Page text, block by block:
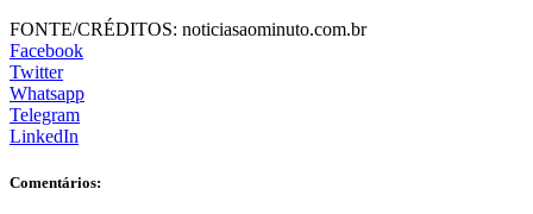
FONTE/CRÉDITOS: noticiasaominuto.com.br
Facebook
Twitter
Whatsapp
Telegram
LinkedIn
Comentários: